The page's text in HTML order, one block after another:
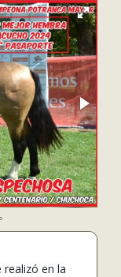
realizó en la